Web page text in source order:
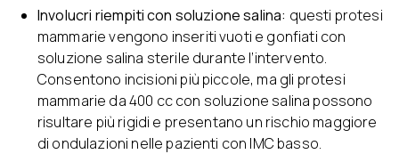
Involucri riempiti con soluzione salina: questi protesi
mammarie vengono inseriti vuoti e gonfiati con
soluzione salina sterile durante l’intervento.
Consentono incisioni più piccole, ma gli protesi
mammarie da 400 cc con soluzione salina possono
risultare più rigidi e presentano un rischio maggiore
di ondulazioni nelle pazienti con IMC basso.